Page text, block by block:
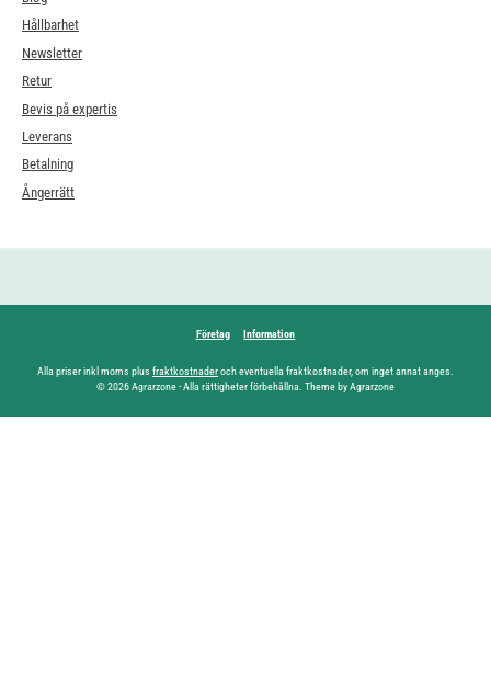
Hållbarhet
Newsletter
Retur
Bevis på expertis
Leverans
Betalning
Ångerrätt
Företag Information
Alla priser inkl moms plus fraktkostnaderoch eventuella fraktkostnader, om inget annat anges.
© 2026 Agrarzone - Alla rättigheter förbehållna. Theme by Agrarzone